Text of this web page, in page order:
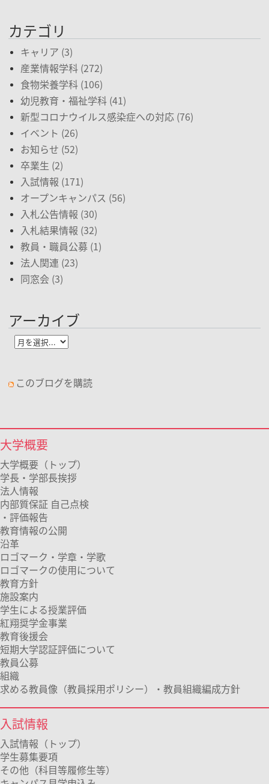
カテゴリ
キャリア (3)
産業情報学科 (272)
食物栄養学科 (106)
幼児教育・福祉学科 (41)
新型コロナウイルス感染症への対応 (76)
イベント (26)
お知らせ (52)
卒業生 (2)
入試情報 (171)
オープンキャンパス (56)
入札公告情報 (30)
入札結果情報 (32)
教員・職員公募 (1)
法人関連 (23)
同窓会 (3)
アーカイブ
このブログを購読
大学概要
大学概要（トップ）
学長・学部長挨拶
法人情報
内部質保証 自己点検
・評価報告
教育情報の公開
沿革
ロゴマーク・学章・学歌
ロゴマークの使用について
教育方針
施設案内
学生による授業評価
紅翔奨学金事業
教育後援会
短期大学認証評価について
教員公募
組織
求める教員像（教員採用ポリシー）・教員組織編成方針
入試情報
入試情報（トップ）
学生募集要項
その他（科目等履修生等）